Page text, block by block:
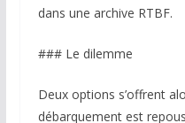
dans une archive RTBF.
### Le dilemme
Deux options s’offrent
débarquement est